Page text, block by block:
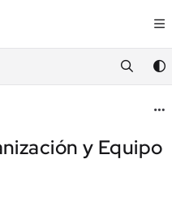
at:
https://
before exploring further.
y Equipo